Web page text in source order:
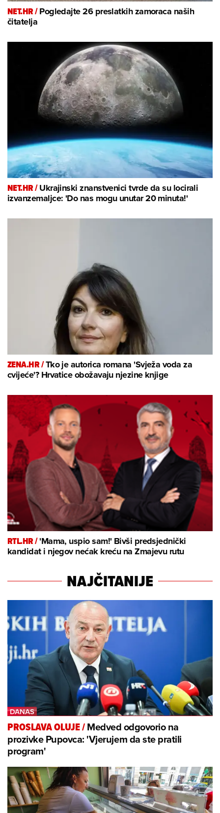
NET.HR /Pogledajte 26 preslatkih zamoraca naših
čitatelja
NET.HR /Ukrajinski znanstvenici tvrde da su locirali
izvanzemaljce: 'Do nas mogu unutar 20 minuta!'
ZENA.HR /Tko je autorica romana 'Svježa voda za
cvijeće'? Hrvatice obožavaju njezine knjige
RTL.HR /'Mama, uspio sam!' Bivši predsjednički
kandidat i njegov nećak kreću na Zmajevu rutu
NAJČITANIJE
PROSLAVA OLUJE/Medved odgovorio na
prozivke Pupovca: 'Vjerujem da ste pratili
program'